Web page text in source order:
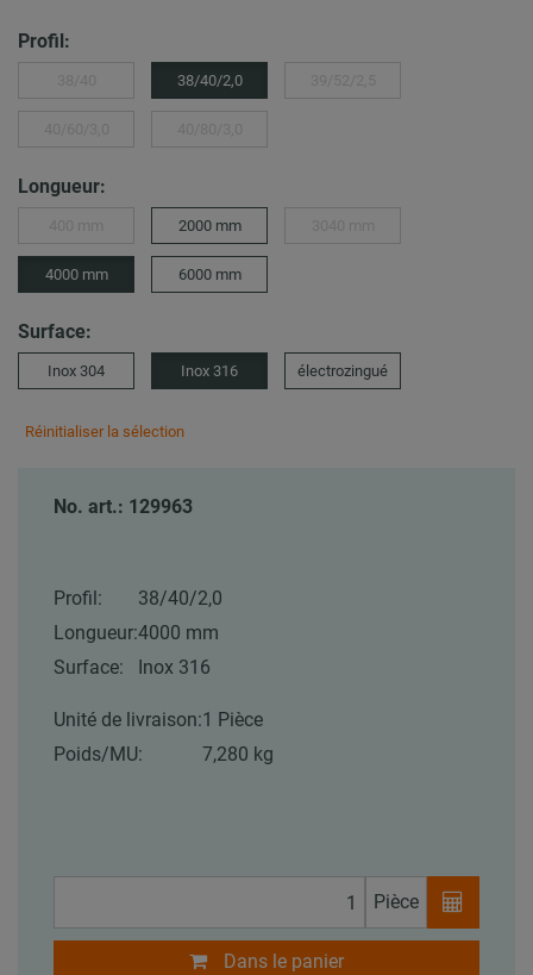
Profil:
38/40/2,0
Longueur:
2000 mm
4000 mm 6000 mm
Surface:
Inox 304 Inox 316 électrozingué
Réinitialiser la sélection
No. art.: 129963
Profil:
38/40/2,0
Longueur:4000 mm
Surface:
Inox 316
Unité de livraison:1 Pièce
Poids/MU:
7,280 kg
Pièce
Dans le panier